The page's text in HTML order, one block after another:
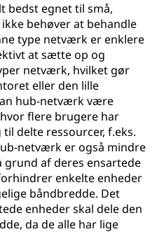
bedst egnet til små,
behøver at behandle
type netværk er enklere
at sætte op og
netværk, hvilket gør
eller den lille
hub-netværk være
flere brugere har
delte ressourcer, f.eks.
netværk er også mindre
grund af deres ensartede
enkelte enheder
båndbredde. Det
enheder skal dele den
da de alle har lige